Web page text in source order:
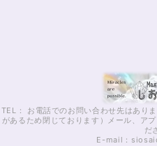
TEL： お電話でのお問い合わせ先はあり
があるため閉じております）メール、ア
だ
E-mail：